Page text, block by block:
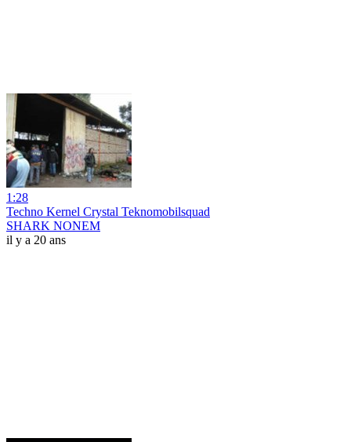
1:28
Techno Kernel Crystal Teknomobilsquad
SHARK NONEM
il y a 20 ans